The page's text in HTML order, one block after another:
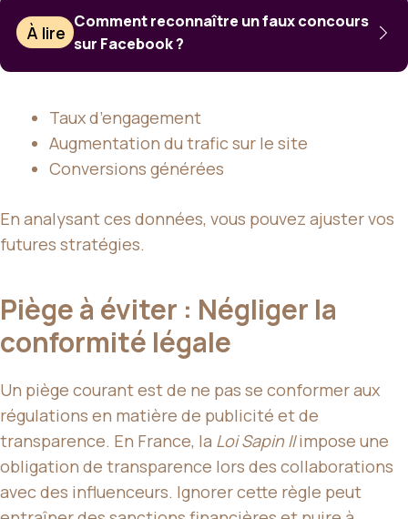
À lire
Comment reconnaître un faux concours
sur Facebook ?
Taux d’engagement
Augmentation du trafic sur le site
Conversions générées
En analysant ces données, vous pouvez ajuster vos
futures stratégies.
Piège à éviter : Négliger la
conformité légale
Un piège courant est de ne pas se conformer aux
régulations en matière de publicité et de
transparence. En France, la Loi Sapin IIimpose une
obligation de transparence lors des collaborations
avec des influenceurs. Ignorer cette règle peut